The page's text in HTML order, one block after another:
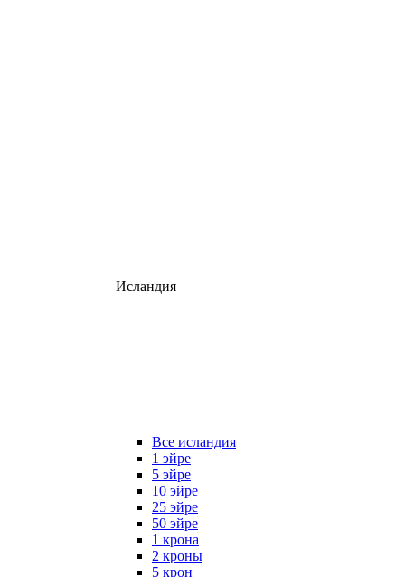
Исландия
Все исландия
1 эйре
5 эйре
10 эйре
25 эйре
50 эйре
1 крона
2 кроны
5 крон